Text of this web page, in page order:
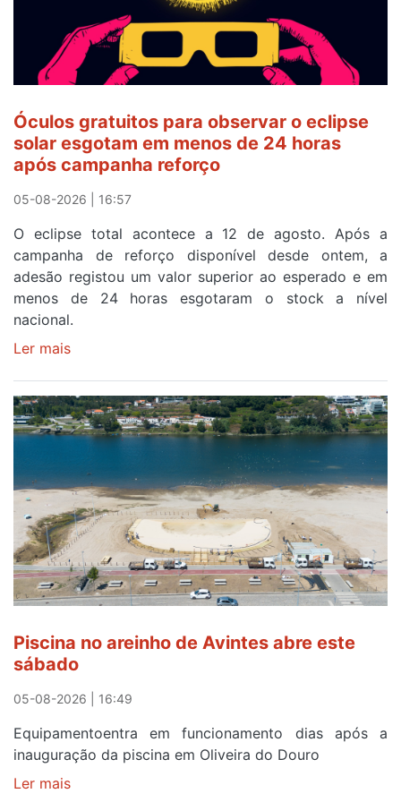
ser
o
quarto
a
a
meta
em
Sintra
primeira
etapa
da
87ª
Volta
Óculos gratuitos para observar o eclipse
solar esgotam em menos de 24 horas
após campanha reforço
05-08-2026 | 16:57
O eclipse total acontece a 12 de agosto. Após a
campanha de reforço disponível desde ontem, a
adesão registou um valor superior ao esperado e em
menos de 24 horas esgotaram o stock a nível
nacional.
Ler mais
para
observar
eclipse
solar
esgotam
em
menos
de
24
após
campanha
reforço
Piscina no areinho de Avintes abre este
sábado
05-08-2026 | 16:49
Equipamentoentra em funcionamento dias após a
inauguração da piscina em Oliveira do Douro
Ler mais